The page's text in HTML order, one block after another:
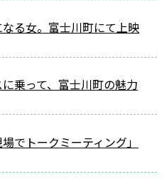
る女。富士川町にて上映
乗って、富士川町の魅力
でトークミーティング」